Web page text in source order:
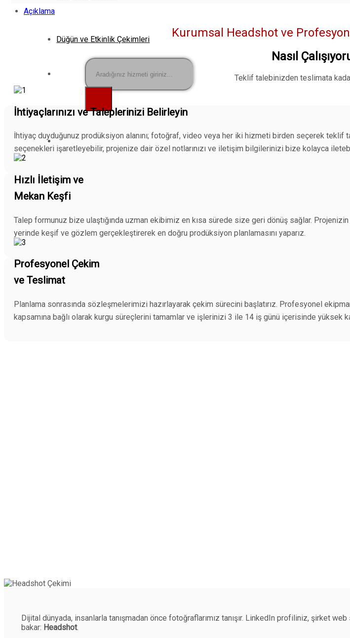
Düğün ve Etkinlik Çekimleri
Ara:
Açıklama
Kurumsal Headshot ve
Nasıl
Teklif talebinizden teslimata
İhtiyaçlarınızı ve Taleplerinizi Belirleyin
İhtiyaç duyduğunuz prodüksiyon alanını; fotoğraf, video veya her iki hizmeti birden seçerek
seçenekleri işaretleyebilir, projenize dair özel notlarınızı ve iletişim bilgilerinizi bize kolayca
Hızlı İletişim ve
Mekan Keşfi
Talep formunuz bize ulaştığında uzman ekibimiz en kısa sürede size geri dönüş sağlar.
yerinde keşif ve gözlem gerçekleştirerek en doğru prodüksiyon planlamasını yaparız.
Profesyonel Çekim
ve Teslimat
Planlama sonrasında sözleşmelerimizi hazırlayarak çekim sürecini başlatırız. Profesyonel
kapsamına bağlı olarak kurgu süreçlerini tamamlar ve işlerinizi 3 ile 14 iş günü içerisinde yüksek
Dijital dünyada, insanlarla tanışmadan önce fotoğraflarımız tanışır. LinkedIn profiliniz, şirket
bakar: Headshot.